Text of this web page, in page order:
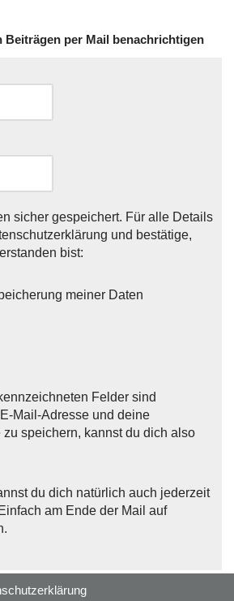
Beiträgen per Mail benachrichtigen
sicher gespeichert. Für alle Details
und bestätige,
bist:
meiner Daten
Felder sind
Mail-Adresse und deine
speichern, kannst du dich also
du dich natürlich auch jederzeit
am Ende der Mail auf